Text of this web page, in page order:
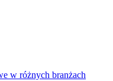
w różnych branżach